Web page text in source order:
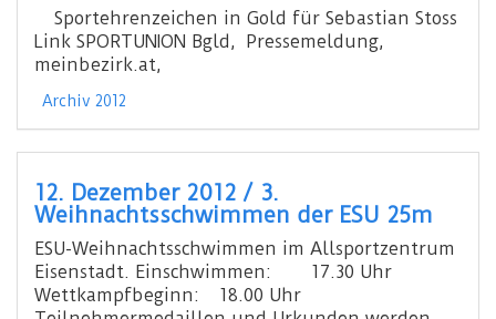
Sportehrenzeichen in Gold für Sebastian Stoss
Link SPORTUNION Bgld, Pressemeldung,
meinbezirk.at,
Archiv 2012
12. Dezember 2012 / 3.
Weihnachtsschwimmen der ESU 25m
ESU-Weihnachtsschwimmen im Allsportzentrum
Eisenstadt. Einschwimmen: 17.30 Uhr
Wettkampfbeginn: 18.00 Uhr